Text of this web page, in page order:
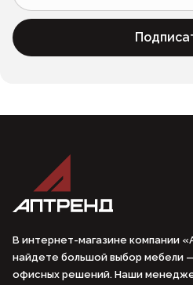
В интернет-магазине компании
найдете большой выбор мебели
офисных решений. Наши